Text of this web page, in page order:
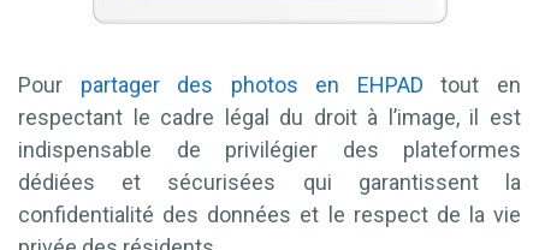
Pour partager des photos en EHPAD tout en
respectant le cadre légal du droit à l’image, il est
indispensable de privilégier des plateformes
dédiées et sécurisées qui garantissent la
confidentialité des données et le respect de la vie